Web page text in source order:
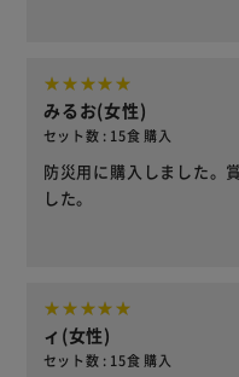
みるお(女性)
セット数 : 15食 購入
防災用に購入しました。
した。
ィ(女性)
セット数 : 15食 購入